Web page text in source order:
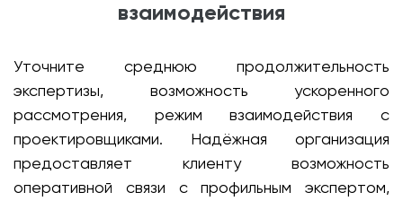
взаимодействия
Уточните среднюю продолжительность
экспертизы, возможность ускоренного
рассмотрения, режим взаимодействия с
проектировщиками. Надёжная организация
предоставляет клиенту возможность
оперативной связи с профильным экспертом,